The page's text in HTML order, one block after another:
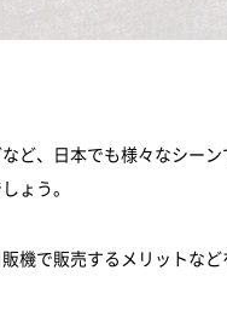
ど、日本でも様々なシー
ょう。
機で販売するメリットなど